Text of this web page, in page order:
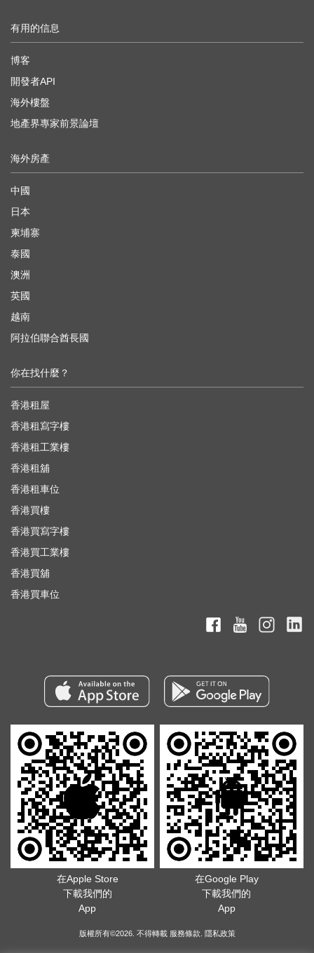
有用的信息
博客
開發者API
海外樓盤
地產界專家前景論壇
海外房產
中國
日本
柬埔寨
泰國
澳洲
英國
越南
阿拉伯聯合酋長國
你在找什麼？
香港租屋
香港租寫字樓
香港租工業樓
香港租舖
香港租車位
香港買樓
香港買寫字樓
香港買工業樓
香港買舖
香港買車位
在Apple Store
下載我們的
App
在Google Play
下載我們的
App
版權所有©2026. 不得轉載 服務條款 隱私政策